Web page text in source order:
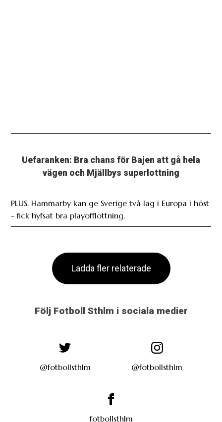
Uefaranken: Bra chans för Bajen att gå hela
vägen och Mjällbys superlottning
PLUS. Hammarby kan ge Sverige två lag i Europa i höst
- fick hyfsat bra playofflottning.
Ladda fler relaterade
Följ Fotboll Sthlm i sociala medier
@fotbollsthlm @fotbollsthlm
fotbollsthlm